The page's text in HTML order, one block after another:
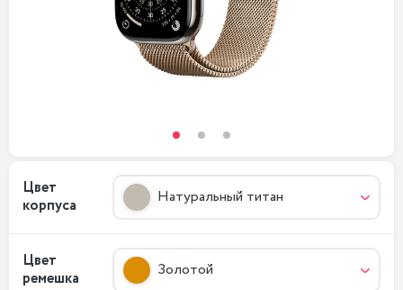
Цвет
корпуса
Натуральный титан
Цвет
ремешка
Золотой